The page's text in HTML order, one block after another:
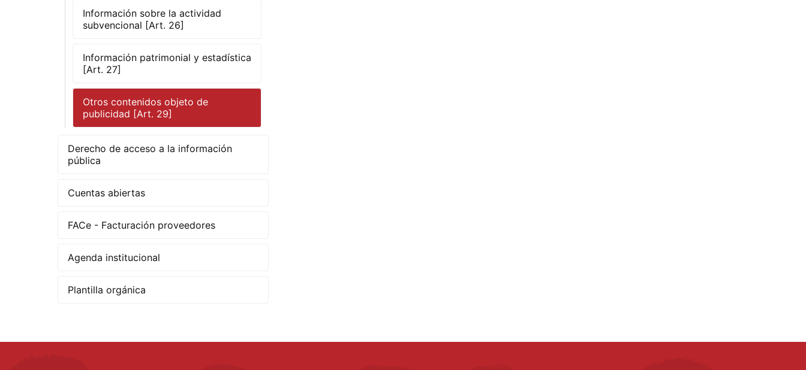
Información sobre la actividad
subvencional [Art. 26]
Información patrimonial y estadística
[Art. 27]
Otros contenidos objeto de
publicidad [Art. 29]
Derecho de acceso a la información
pública
Cuentas abiertas
FACe - Facturación proveedores
Agenda institucional
Plantilla orgánica